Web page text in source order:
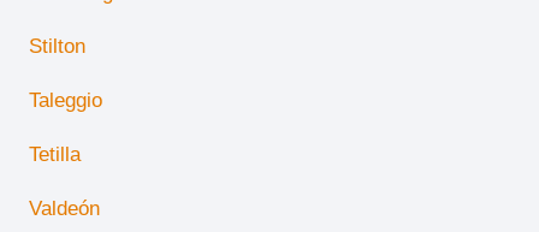
Stilton
Taleggio
Tetilla
Valdeón